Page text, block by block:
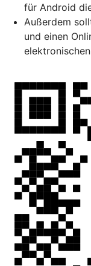
für Android
Außerdem
und einen